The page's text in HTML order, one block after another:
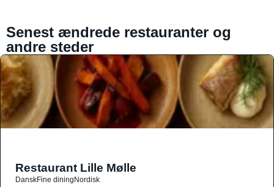
Senest ændrede restauranter og
andre steder
Restaurant Lille Mølle
DanskFine diningNordisk